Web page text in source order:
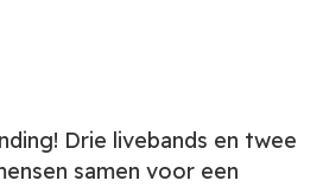
Drie livebands en twee
samen voor een